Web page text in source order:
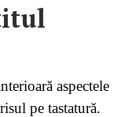
aspectele
pe tastatură.